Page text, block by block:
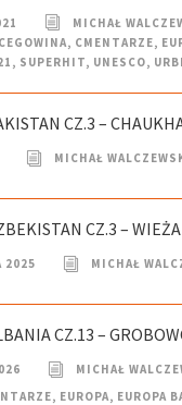
MICHAŁ
, CMENTARZE,
, SUPERHIT, UNESCO,
CZ.3 –
MICHAŁ
CZ.3 –
2025 MICHAŁ
CZ.13 –
MICHAŁ
, EUROPA, EUROPA